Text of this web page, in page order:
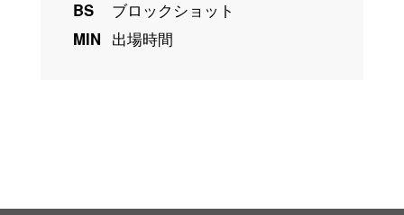
BS
ブロックショット
MIN 出場時間